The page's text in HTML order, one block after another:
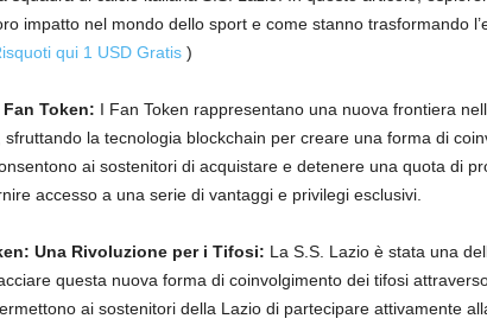
impatto nel mondo dello sport e come stanno trasformando
qui 1 USD Gratis)
Token: I Fan Token rappresentano una nuova frontiera
sfruttando la tecnologia blockchain per creare una forma di
ai sostenitori di acquistare e detenere una quota di
accesso a una serie di vantaggi e privilegi esclusivi.
Una Rivoluzione per i Tifosi: La S.S. Lazio è stata una
questa nuova forma di coinvolgimento dei tifosi
ai sostenitori della Lazio di partecipare attivamente